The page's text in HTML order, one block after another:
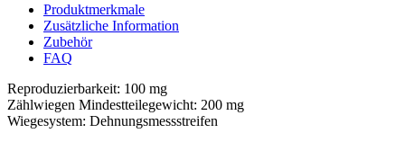
Produktmerkmale
Zusätzliche Information
Zubehör
FAQ
Reproduzierbarkeit: 100 mg
Zählwiegen Mindestteilegewicht: 200 mg
Wiegesystem: Dehnungsmessstreifen